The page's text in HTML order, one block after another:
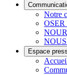
Notre
OSER
Espace